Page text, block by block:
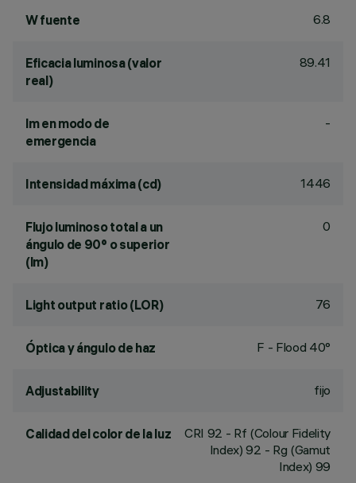
W fuente 6.8
Eficacia luminosa (valor
real)
89.41
lm en modo de
emergencia
-
Intensidad máxima (cd) 1446
Flujo luminoso total a un
ángulo de 90° o superior
(lm)
0
Light output ratio (LOR) 76
Óptica y ángulo de haz F - Flood 40°
Adjustability fijo
Calidad del color de la luz CRI 92 - Rf (Colour Fidelity
Index) 92 - Rg (Gamut
Index) 99